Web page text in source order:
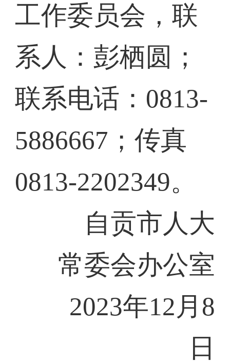
工作委员会，联
系人：彭栖圆；
联系电话：0813-
5886667；传真
0813-2202349。
自贡市人大
常委会办公室
2023年12月8
日